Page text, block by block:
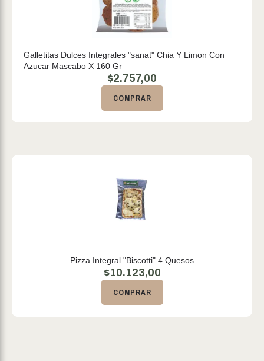
Galletitas Dulces Integrales "sanat" Chia Y Limon Con
Azucar Mascabo X 160 Gr
$2.757,00
COMPRAR
Pizza Integral "Biscotti" 4 Quesos
$10.123,00
COMPRAR